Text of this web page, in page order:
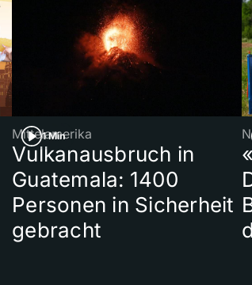
1 Min
Mittelamerika
Vulkanausbruch in
Guatemala: 1400
Personen in Sicherheit
gebracht